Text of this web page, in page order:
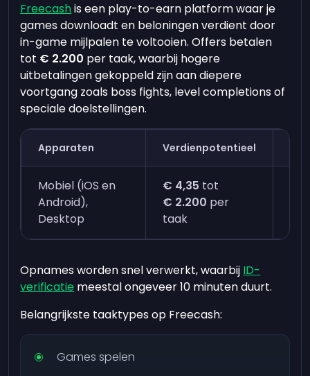
Freecashis een play-to-earn platform waar je
games downloadt en beloningen verdient door
in-game mijlpalen te voltooien. Offers betalen
tot € 2.200 per taak, waarbij hogere
uitbetalingen gekoppeld zijn aan diepere
voortgang zoals boss fights, level completions of
speciale doelstellingen.
Apparaten Verdienpotentieel
Mobiel (iOS en
Android),
Desktop
€ 4,35 tot
€ 2.200 per
taak
Opnames worden snel verwerkt, waarbij ID-
verificatie meestal ongeveer 10 minuten duurt.
Belangrijkste taaktypes op Freecash:
Games spelen